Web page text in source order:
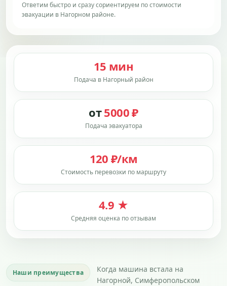
Ответим быстро и сразу сориентируем по стоимости
эвакуации в Нагорном районе.
15 мин
Подача в Нагорный район
от5000 ₽
Подача эвакуатора
120 ₽/км
Стоимость перевозки по маршруту
4.9 ★
Средняя оценка по отзывам
Наши преимущества
Когда машина встала на
Нагорной, Симферопольском